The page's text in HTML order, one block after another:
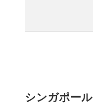
シンガポール